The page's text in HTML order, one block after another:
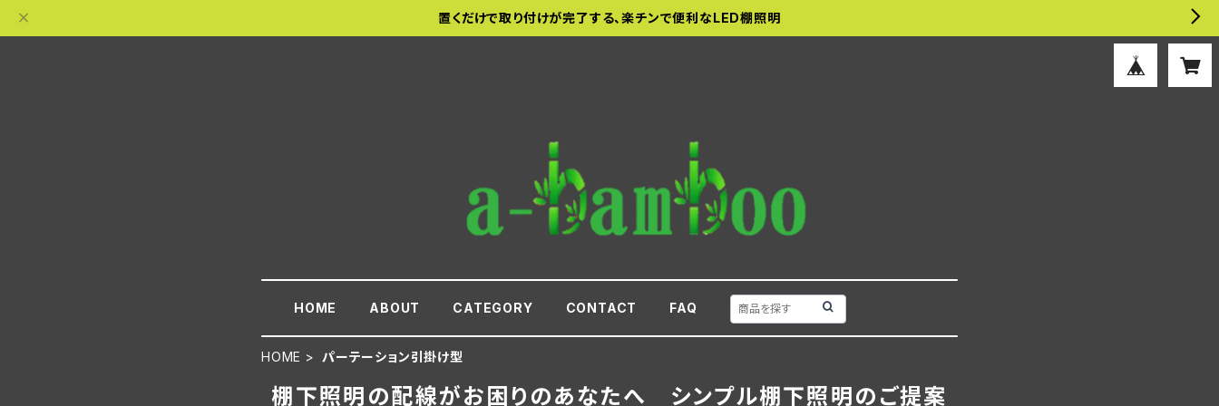
置くだけで取り付けが完了する、楽チンで便利なLED棚照明
HOME ABOUT CATEGORY CONTACT FAQ
HOME パーテーション引掛け型
棚下照明の配線がお困りのあなたへ シンプル棚下照明のご提案